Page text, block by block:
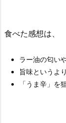
食べた感想は、
ラー油の匂い
旨味というよ
「うま辛」を